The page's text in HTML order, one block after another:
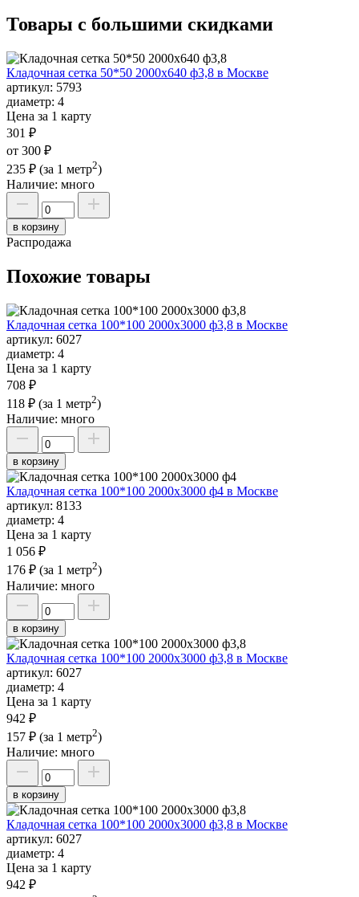
Товары с большими скидками
Кладочная сетка 50*50 2000х640 ф3,8 в Москве
артикул: 5793
диаметр: 4
Цена за 1 карту
301 ₽
от 300 ₽
235 ₽ (за 1 метр2)
Наличие: много
в корзину
Распродажа
Похожие товары
Кладочная сетка 100*100 2000х3000 ф3,8 в Москве
артикул: 6027
диаметр: 4
Цена за 1 карту
708 ₽
118 ₽ (за 1 метр2)
Наличие: много
в корзину
Кладочная сетка 100*100 2000х3000 ф4 в Москве
артикул: 8133
диаметр: 4
Цена за 1 карту
1 056 ₽
176 ₽ (за 1 метр2)
Наличие: много
в корзину
Кладочная сетка 100*100 2000х3000 ф3,8 в Москве
артикул: 6027
диаметр: 4
Цена за 1 карту
942 ₽
157 ₽ (за 1 метр2)
Наличие: много
в корзину
Кладочная сетка 100*100 2000х3000 ф3,8 в Москве
артикул: 6027
диаметр: 4
Цена за 1 карту
942 ₽